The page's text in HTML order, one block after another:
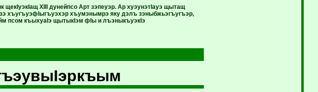
XIII дунейпсо Арт зэпеуэр. Ар хуэунэтIауэ щытащ
хъугъуэфIыгъуэхэр хъумэнымрэ яку дэлъ зэныбжьэгъугъэр,
псом къыхуаIэ щытыкIэм фIы и лъэныкъуэкIэ